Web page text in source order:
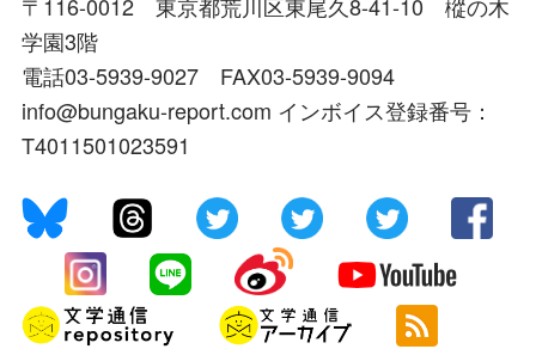
〒116-0012 東京都荒川区東尾久8-41-10 樅の木
学園3階
電話03-5939-9027 FAX03-5939-9094
info@bungaku-report.com インボイス登録番号：
T4011501023591